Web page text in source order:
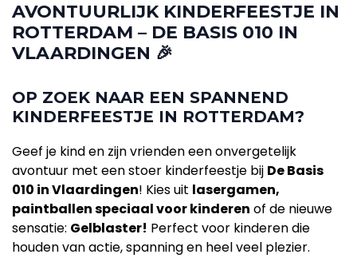
AVONTUURLIJK KINDERFEESTJE IN
ROTTERDAM – DE BASIS 010 IN
VLAARDINGEN 🎉
OP ZOEK NAAR EEN SPANNEND
KINDERFEESTJE IN ROTTERDAM?
Geef je kind en zijn vrienden een onvergetelijk
avontuur met een stoer kinderfeestje bij De Basis
010 in Vlaardingen! Kies uit lasergamen,
paintballen speciaal voor kinderen of de nieuwe
sensatie: Gelblaster! Perfect voor kinderen die
houden van actie, spanning en heel veel plezier.